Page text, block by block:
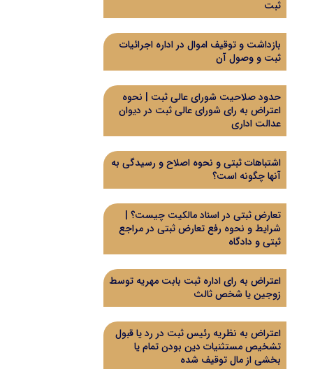
ثبت
بازداشت و توقیف اموال در اداره اجرائیات
ثبت و وصول آن
حدود صلاحیت شورای عالی ثبت | نحوه
اعتراض به رای شورای عالی ثبت در دیوان
عدالت اداری
اشتباهات ثبتی و نحوه اصلاح و رسیدگی به
آنها چگونه است؟
تعارض ثبتی در اسناد مالکیت چیست؟ |
شرایط و نحوه رفع تعارض ثبتی در مراجع
ثبتی و دادگاه
اعتراض به رای اداره ثبت بابت مهریه توسط
زوجین یا شخص ثالث
اعتراض به نظریه رئیس ثبت در رد یا قبول
تشخیص مستثنیات دین بودن تمام یا
بخشی از مال توقیف شده